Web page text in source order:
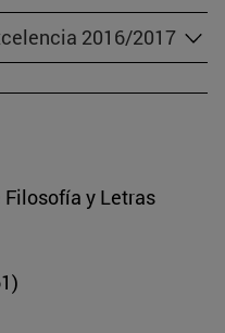
2016/2017
y Letras